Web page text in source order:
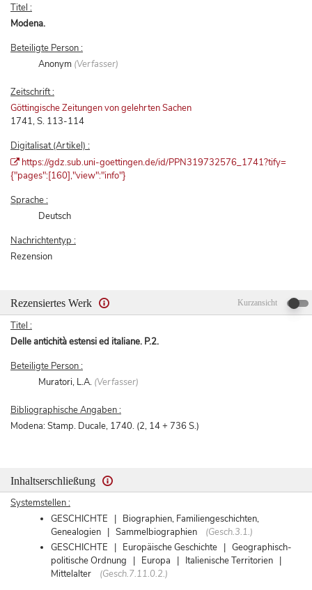
Titel :
Modena.
Beteiligte Person :
Anonym (Verfasser)
Zeitschrift :
Göttingische Zeitungen von gelehrten Sachen
1741, S. 113-114
Digitalisat (Artikel) :
https://gdz.sub.uni-goettingen.de/id/PPN319732576_1741?tify=
{"pages":[160],"view":"info"}
Sprache :
Deutsch
Nachrichtentyp :
Rezension
Rezensiertes Werk Kurzansicht
Titel :
Delle antichità estensi ed italiane. P.2.
Beteiligte Person :
Muratori, L.A. (Verfasser)
Bibliographische Angaben :
Modena: Stamp. Ducale, 1740. (2, 14 + 736 S.)
Inhaltserschließung
Systemstellen :
GESCHICHTE | Biographien, Familiengeschichten,
Genealogien | Sammelbiographien
(Gesch.3.1.)
GESCHICHTE | Europäische Geschichte | Geographisch-
politische Ordnung | Europa | Italienische Territorien |
Mittelalter
(Gesch.7.11.0.2.)